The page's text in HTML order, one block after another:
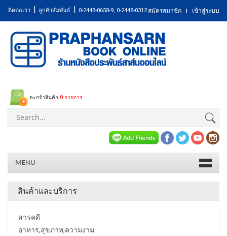
ติดต่อเรา | ลูกค้าสัมพันธ์ | 0-2448-0658-9, 0-2448-0312สมัครสมาชิก | เข้าสู่ระบบ
ตะกร้าสินค้า 0 รายการ
MENU
สินค้าและบริการ
สารคดี
อาหาร,สุขภาพ,ความงาม